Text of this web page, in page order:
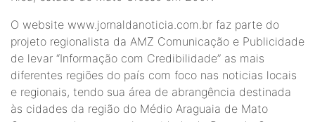
O website www.jornaldanoticia.com.br faz parte do
projeto regionalista da AMZ Comunicação e Publicidade
de levar “Informação com Credibilidade” as mais
diferentes regiões do país com foco nas noticias locais
e regionais, tendo sua área de abrangência destinada
às cidades da região do Médio Araguaia de Mato